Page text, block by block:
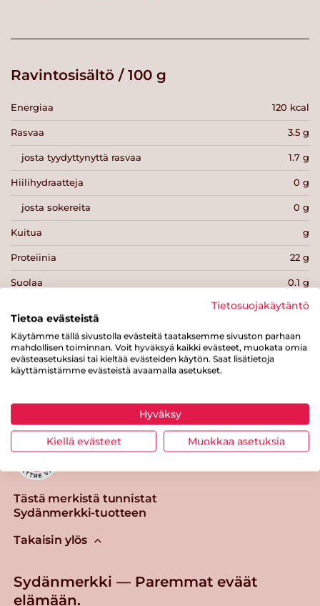
Ravintosisältö / 100 g
Energiaa 120 kcal
Rasvaa 3.5 g
josta tyydyttynyttä rasvaa 1.7 g
Hiilihydraatteja 0 g
josta sokereita 0 g
Kuitua g
Proteiinia 22 g
Suolaa 0.1 g
Tulosta sivu Jaa tuote
Tästä merkistä tunnistat
Sydänmerkki-tuotteen
Takaisin ylös
Sydänmerkki — Paremmat eväät
elämään.
Tietosuojakäytäntö
Tietoa evästeistä
Käytämme tällä sivustolla evästeitä taataksemme sivuston parhaan
mahdollisen toiminnan. Voit hyväksyä kaikki evästeet, muokata omia
evästeasetuksiasi tai kieltää evästeiden käytön. Saat lisätietoja
käyttämistämme evästeistä avaamalla asetukset.
Hyväksy
Kiellä evästeet Muokkaa asetuksia